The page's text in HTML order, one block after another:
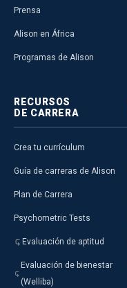
Prensa
Alison en África
Programas de Alison
RECURSOS
DE CARRERA
Crea tu currículum
Guía de carreras de Alison
Plan de Carrera
Psychometric Tests
Evaluación de aptitud
Evaluación de bienestar
(Welliba)